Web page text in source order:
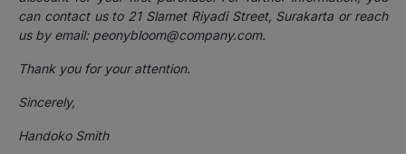
can contact us to 21 Slamet Riyadi Street, Surakarta or reach
us by email: peonybloom@company.com.
Thank you for your attention.
Sincerely,
Handoko Smith